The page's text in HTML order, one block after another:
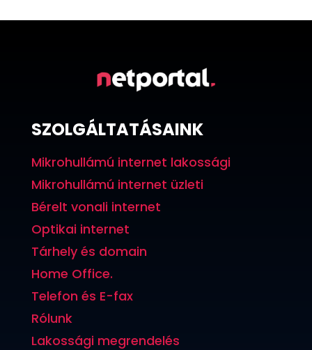
SZOLGÁLTATÁSAINK
Mikrohullámú internet lakossági
Mikrohullámú internet üzleti
Bérelt vonali internet
Optikai internet
Tárhely és domain
Home Office.
Telefon és E-fax
Rólunk
Lakossági megrendelés